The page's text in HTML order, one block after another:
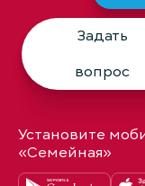
Задать
вопрос
Установите
«Семейная»